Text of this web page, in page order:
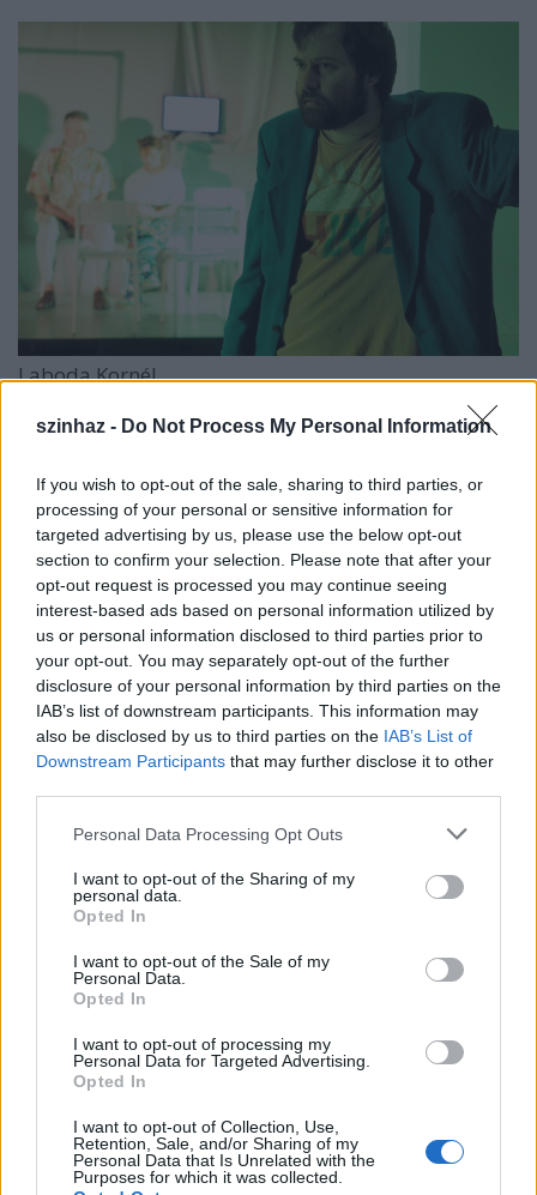
szinhaz - Do Not Process My Personal Information
If you wish to opt-out of the sale, sharing to third parties, or
processing of your personal or sensitive information for
targeted advertising by us, please use the below opt-out
section to confirm your selection. Please note that after your
opt-out request is processed you may continue seeing
interest-based ads based on personal information utilized by
us or personal information disclosed to third parties prior to
your opt-out. You may separately opt-out of the further
disclosure of your personal information by third parties on the
IAB’s list of downstream participants. This information may
also be disclosed by us to third parties on the IAB’s List of
Downstream Participants that may further disclose it to other
Please note that this website/app uses one or more Google
not limited to your visit or usage behaviour. You may click to
grant or deny consent to Google and its third-party tags to
use your data for below specified purposes in below Google
consent section.
Personal Data Processing Opt Outs
I want to opt-out of the Sharing of my
personal data.
Opted In
I want to opt-out of the Sale of my
Personal Data.
Opted In
I want to opt-out of processing my
Personal Data for Targeted Advertising.
Opted In
I want to opt-out of Collection, Use,
Retention, Sale, and/or Sharing of my
Personal Data that Is Unrelated with the
Purposes for which it was collected.
Laboda Kornél
Sipos Vera, Stefanovics Angéla, Pallag Márton,
Jankovics Péter és Laboda Kornél
Stefanovics Angéla, Jankovics Péter, Pallag Márton és